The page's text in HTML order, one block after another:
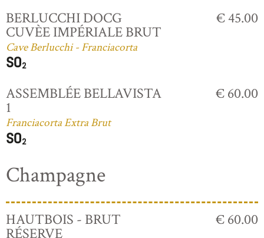
BERLUCCHI DOCG
CUVÈE IMPÉRIALE BRUT
Cave Berlucchi - Franciacorta
€ 45.00
ASSEMBLÉE BELLAVISTA
1
Franciacorta Extra Brut
€ 60.00
Champagne
HAUTBOIS - BRUT
RÉSERVE
€ 60.00